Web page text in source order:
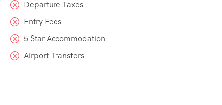
Departure Taxes
Entry Fees
5 Star Accommodation
Airport Transfers